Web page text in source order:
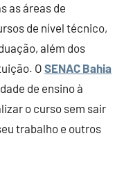
as áreas de
de nível técnico,
além dos
O SENAC Bahia
de ensino à
o curso sem sair
trabalho e outros